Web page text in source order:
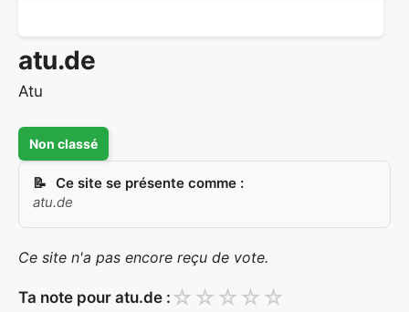
atu.de
Atu
Non classé
Ce site se présente comme :
atu.de
Ce site n'a pas encore reçu de vote.
Ta note pour atu.de : ☆ ☆ ☆ ☆ ☆